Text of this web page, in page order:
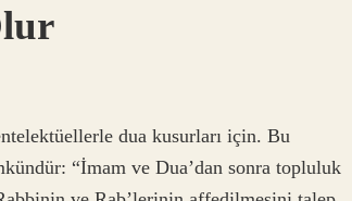
dua kusurları için. Bu
“İmam ve Dua’dan sonra topluluk